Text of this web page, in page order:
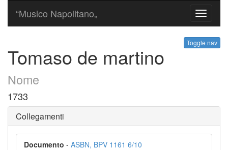
Toggle
“Musico Napolitano„
Toggle nav
Tomaso de martino
Nome
1733
Collegamenti
Documento - ASBN, BPV 1161 6/10